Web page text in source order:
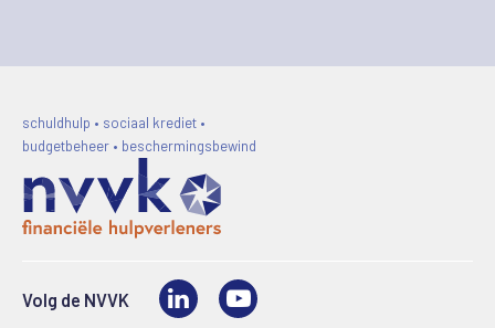
schuldhulp • sociaal krediet •
budgetbeheer • beschermingsbewind
Volg de NVVK LinkedIn